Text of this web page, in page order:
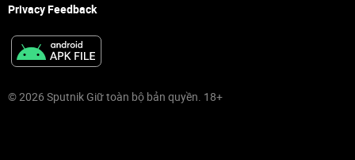
Privacy Feedback
© 2026 Sputnik Giữ toàn bộ bản quyền. 18+